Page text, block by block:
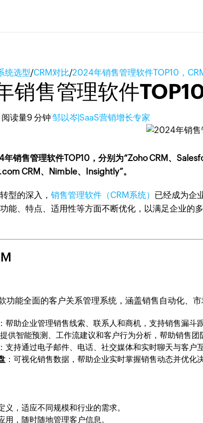
统选型/CRM对比/2024年销售管理软件TOP10，
销售管理软件
阅读量9 分钟 邹以岑|SaaS营销增长专家
销售管理软件TOP10，分别为“Zoho CRM、
CRM、Nimble、Insightly”。
型的深入，销售管理软件（CRM系统） 已经成为企
能、特点、适用性等方面不断优化，以满足企业
功能全面的客户关系管理系统，涵盖销售自动化、
帮助企业管理销售线索、联系人和商机，支持销售漏斗
提供智能预测、工作流建议和客户行为分析，帮助销售团
：支持通过电子邮件、电话、社交媒体和实时聊天与客户
：可视化销售数据，帮助企业实时掌握销售动态并优化决
义，适应不同规模和行业的需求。
用，随时随地管理客户信息。